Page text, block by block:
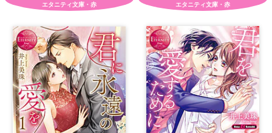
エタニティ文庫・赤 エタニティ文庫・赤